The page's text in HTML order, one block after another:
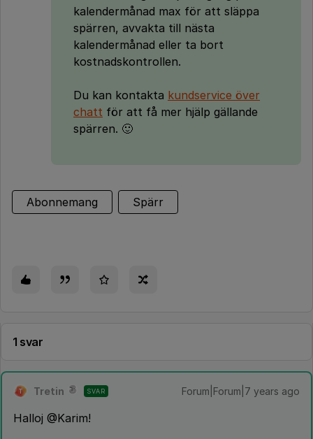
kalendermånad max för att släppa
spärren, avvakta till nästa
kalendermånad eller ta bort
kostnadskontrollen.
Du kan kontakta kundservice över
chatt för att få mer hjälp gällande
spärren. 🙂
Abonnemang Spärr
1 svar
T Tretin SVAR Forum|Forum|7 years ago
Halloj @Karim!